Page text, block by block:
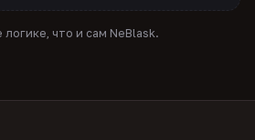
что и сам NeBlask.